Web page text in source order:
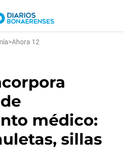
>Ahora 12
médico:
sillas